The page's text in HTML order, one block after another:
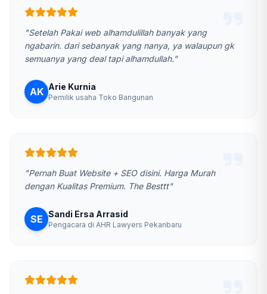
"Setelah Pakai web alhamdulillah banyak yang
ngabarin. dari sebanyak yang nanya, ya walaupun gk
semuanya yang deal tapi alhamdullah."
AK Arie Kurnia
Pemilik usaha Toko Bangunan
"Pernah Buat Website + SEO disini. Harga Murah
dengan Kualitas Premium. The Besttt"
SE Sandi Ersa Arrasid
Pengacara di AHR Lawyers Pekanbaru